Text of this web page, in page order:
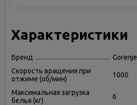
Характеристики
Бренд
Gorenje
Скорость вращения при
отжиме (об/мин)
1000
Максимальная загрузка
белья (кг)
6